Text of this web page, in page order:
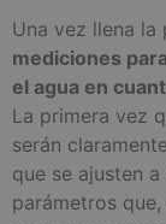
Una vez llena la
mediciones
el agua en
La primera vez
serán
que se ajusten
parámetros